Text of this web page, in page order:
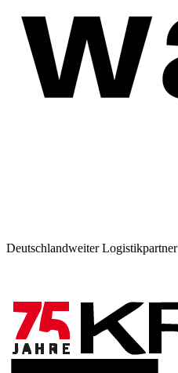
Deutschlandweiter Logistikpartner